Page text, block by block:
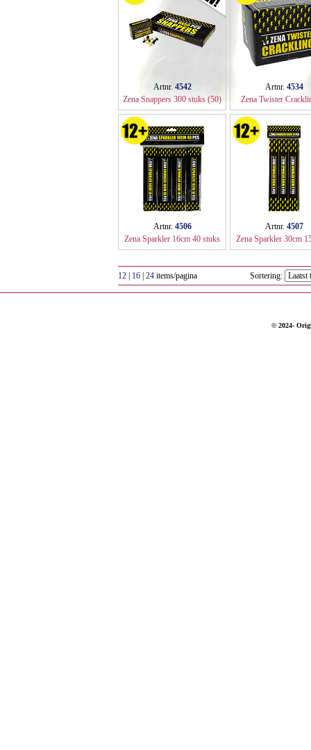
Artnr. 4542
Zena Snappers 300 stuks (50)
Artnr. 4534
Zena Twister
stuks (48)
Artnr. 4506
Zena Sparkler 16cm 40 stuks
(80)
Artnr. 4507
Zena Sparkler 30cm
(50)
12 16 24 items/pagina Sortering:
© 2024-